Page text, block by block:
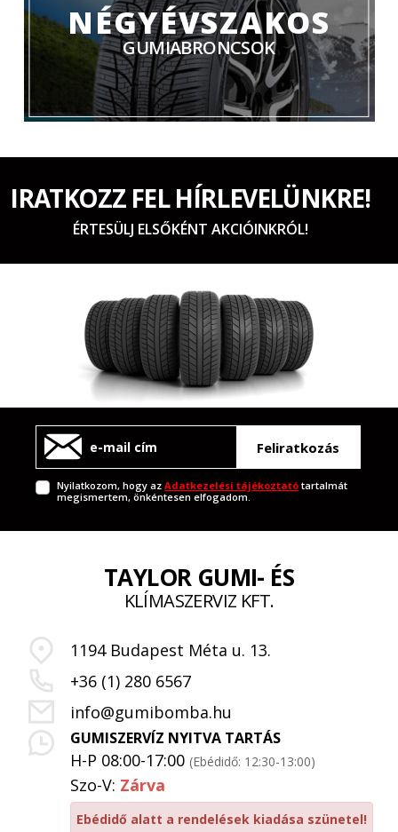
NÉGYÉVSZAKOS
GUMIABRONCSOK
IRATKOZZ FEL HÍRLEVELÜNKRE!
ÉRTESÜLJ ELSŐKÉNT AKCIÓINKRÓL!
Feliratkozás
Nyilatkozom, hogy azAdatkezelési tájékoztató tartalmát
megismertem, önkéntesen elfogadom.
TAYLOR GUMI- ÉS
KLÍMASZERVIZ KFT.
1194 Budapest Méta u. 13.
+36 (1) 280 6567
info@gumibomba.hu
GUMISZERVÍZ NYITVA TARTÁS
H-P 08:00-17:00 (Ebédidő: 12:30-13:00)
Szo-V: Zárva
Ebédidő alatt a rendelések kiadása szünetel!